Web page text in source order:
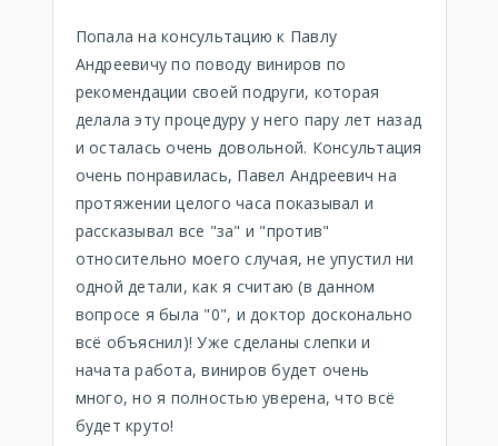
Попала на консультацию к Павлу
Андреевичу по поводу виниров по
рекомендации своей подруги, которая
делала эту процедуру у него пару лет назад
и осталась очень довольной. Консультация
очень понравилась, Павел Андреевич на
протяжении целого часа показывал и
рассказывал все "за" и "против"
относительно моего случая, не упустил ни
одной детали, как я считаю (в данном
вопросе я была "0", и доктор досконально
всё объяснил)! Уже сделаны слепки и
начата работа, виниров будет очень
много, но я полностью уверена, что всё
будет круто!